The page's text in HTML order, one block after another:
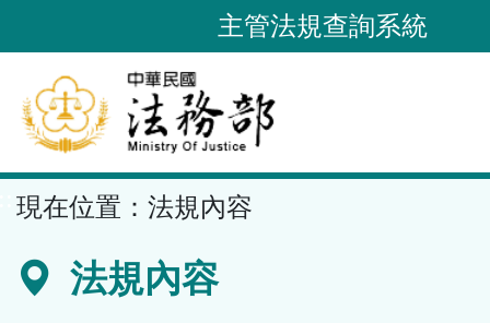
到
要
內
容
區
主管法規查詢系統
現在位置： 法規內容
法規內容